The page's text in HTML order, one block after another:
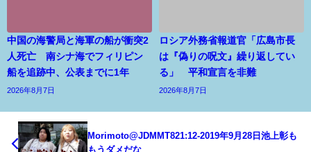
中国の海警局と海軍の船が衝突2
人死亡 南シナ海でフィリピン
船を追跡中、公表までに1年
2026年8月7日
ロシア外務省報道官「広島市長
は『偽りの呪文』繰り返してい
る」 平和宣言を非難
2026年8月7日
Morimoto@JDMMT821:12-2019年9月28日池上彰も
もうダメだな